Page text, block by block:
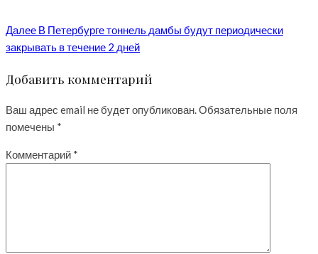
Далее В Петербурге тоннель дамбы будут периодически
закрывать в течение 2 дней
Добавить комментарий
Ваш адрес email не будет опубликован.Обязательные поля
помечены *
Комментарий *